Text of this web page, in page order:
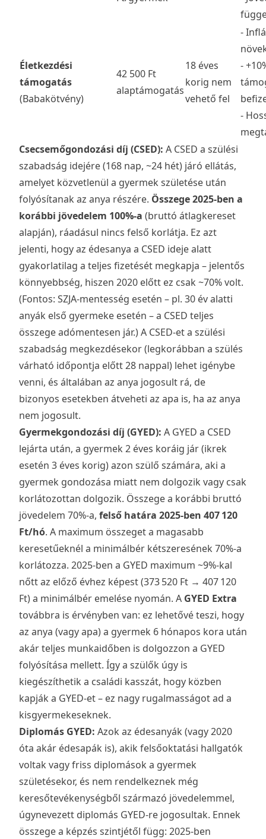
Életkezdési
támogatás
(Babakötvény)
42 500 Ft
alaptámogatás
18 éves
korig nem
vehető fel
-
-
-
Csecsemőgondozási díj (CSED): A CSED a szülési
szabadság idejére (168 nap, ~24 hét) járó ellátás,
amelyet közvetlenül a gyermek születése után
folyósítanak az anya részére. Összege 2025-ben a
korábbi jövedelem 100%-a (bruttó átlagkereset
alapján), ráadásul nincs felső korlátja. Ez azt
jelenti, hogy az édesanya a CSED ideje alatt
gyakorlatilag a teljes fizetését megkapja – jelentős
könnyebbség, hiszen 2020 előtt ez csak ~70% volt.
(Fontos: SZJA-mentesség esetén – pl. 30 év alatti
anyák első gyermeke esetén – a CSED teljes
összege adómentesen jár.) A CSED-et a szülési
szabadság megkezdésekor (legkorábban a szülés
várható időpontja előtt 28 nappal) lehet igénybe
venni, és általában az anya jogosult rá, de
bizonyos esetekben átveheti az apa is, ha az anya
nem jogosult.
Gyermekgondozási díj (GYED): A GYED a CSED
lejárta után, a gyermek 2 éves koráig jár (ikrek
esetén 3 éves korig) azon szülő számára, aki a
gyermek gondozása miatt nem dolgozik vagy csak
korlátozottan dolgozik. Összege a korábbi bruttó
jövedelem 70%-a, felső határa 2025-ben 407 120
Ft/hó. A maximum összeget a magasabb
keresetűeknél a minimálbér kétszeresének 70%-a
korlátozza. 2025-ben a GYED maximum ~9%-kal
nőtt az előző évhez képest (373 520 Ft → 407 120
Ft) a minimálbér emelése nyomán. A GYED Extra
továbbra is érvényben van: ez lehetővé teszi, hogy
az anya (vagy apa) a gyermek 6 hónapos kora után
akár teljes munkaidőben is dolgozzon a GYED
folyósítása mellett. Így a szülők úgy is
kiegészíthetik a családi kasszát, hogy közben
kapják a GYED-et – ez nagy rugalmasságot ad a
kisgyermekeseknek.
Diplomás GYED: Azok az édesanyák (vagy 2020
óta akár édesapák is), akik felsőoktatási hallgatók
voltak vagy friss diplomások a gyermek
születésekor, és nem rendelkeznek még
keresőtevékenységből származó jövedelemmel,
úgynevezett diplomás GYED-re jogosultak. Ennek
összege a képzés szintjétől függ: 2025-ben